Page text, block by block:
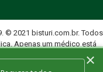
© 2021 bisturi.com.br. Todos
Apenas um médico está
×